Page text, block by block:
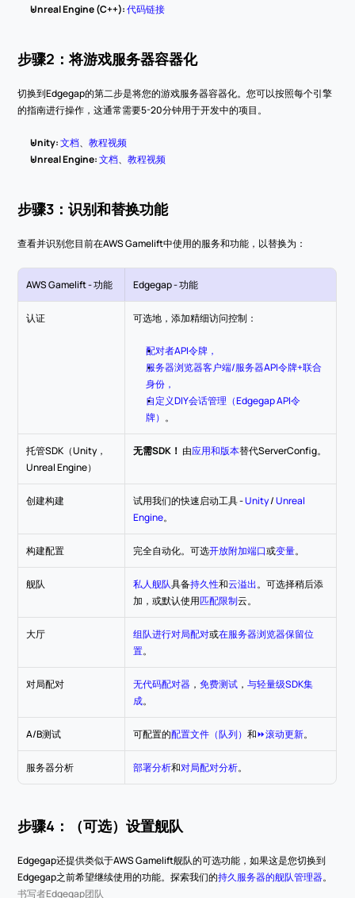
Unreal Engine (C++): 代码链接
步骤2：将游戏服务器容器化
切换到Edgegap的第二步是将您的游戏服务器容器化。您可以按照每个引擎
的指南进行操作，这通常需要5-20分钟用于开发中的项目。
Unity: 文档、教程视频
Unreal Engine: 文档、教程视频
步骤3：识别和替换功能
查看并识别您目前在AWS Gamelift中使用的服务和功能，以替换为：
AWS Gamelift - 功能 Edgegap - 功能
认证 可选地，添加精细访问控制：
配对者API令牌，
服务器浏览器客户端/服务器API令牌+联合
身份，
自定义DIY会话管理（Edgegap API令
牌） 。
托管SDK（Unity，
Unreal Engine）
无需SDK！ 由应用和版本替代ServerConfig。
创建构建 试用我们的快速启动工具 - Unity / Unreal
Engine。
构建配置 完全自动化。可选开放附加端口或变量。
舰队 私人舰队具备持久性和云溢出。可选择稍后添
加，或默认使用匹配限制云。
大厅 组队进行对局配对或在服务器浏览器保留位
置。
对局配对 无代码配对器 ，免费测试 ，与轻量级SDK集
成。
A/B测试 可配置的配置文件（队列）和⏩滚动更新。
服务器分析 部署分析和对局配对分析。
步骤4：（可选）设置舰队
Edgegap还提供类似于AWS Gamelift舰队的可选功能，如果这是您切换到
Edgegap之前希望继续使用的功能。探索我们的持久服务器的舰队管理器。
书写者Edgegap团队